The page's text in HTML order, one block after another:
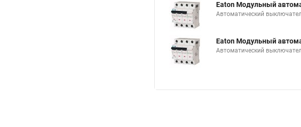
Eaton Модульный
Автоматический
Eaton Модульный
Автоматический